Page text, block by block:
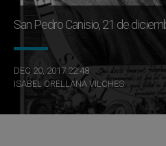
San Pedro Canisio, 21 de
DEC 20, 2017 22:48
ISABEL ORELLANA VILCHES